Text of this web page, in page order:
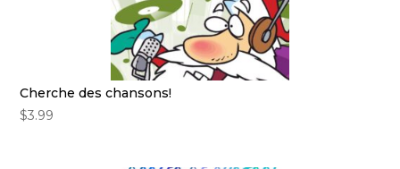
Cherche des chansons!
$3.99